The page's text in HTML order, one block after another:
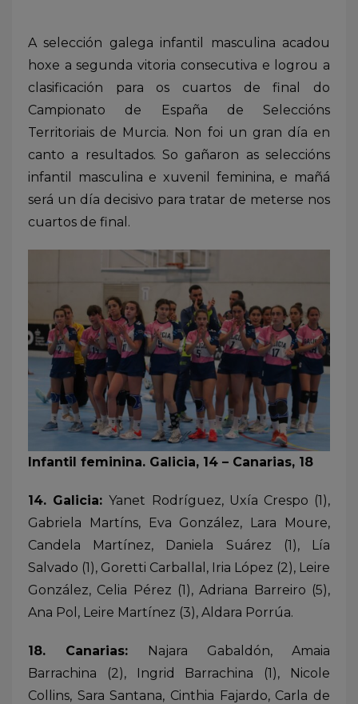
A selección galega infantil masculina acadou
hoxe a segunda vitoria consecutiva e logrou a
clasificación para os cuartos de final do
Campionato de España de Seleccións
Territoriais de Murcia. Non foi un gran día en
canto a resultados. So gañaron as seleccións
infantil masculina e xuvenil feminina, e mañá
será un día decisivo para tratar de meterse nos
cuartos de final.
Infantil feminina. Galicia, 14 – Canarias, 18
14. Galicia: Yanet Rodríguez, Uxía Crespo (1),
Gabriela Martíns, Eva González, Lara Moure,
Candela Martínez, Daniela Suárez (1), Lía
Salvado (1), Goretti Carballal, Iria López (2), Leire
González, Celia Pérez (1), Adriana Barreiro (5),
Ana Pol, Leire Martínez (3), Aldara Porrúa.
18. Canarias:
Najara Gabaldón, Amaia
Barrachina (2), Ingrid Barrachina (1), Nicole
Collins, Sara Santana, Cinthia Fajardo, Carla de